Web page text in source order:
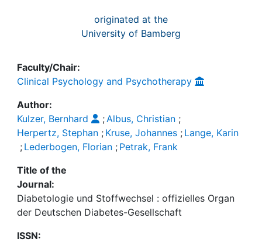
originated at the
University of Bamberg
Faculty/Chair:
Clinical Psychology and Psychotherapy
Author:
Kulzer, Bernhard
;Albus, Christian ;
Herpertz, Stephan ; Kruse, Johannes ; Lange, Karin
; Lederbogen, Florian ; Petrak, Frank
Title of the
Journal:
Diabetologie und Stoffwechsel : offizielles Organ
der Deutschen Diabetes-Gesellschaft
ISSN: